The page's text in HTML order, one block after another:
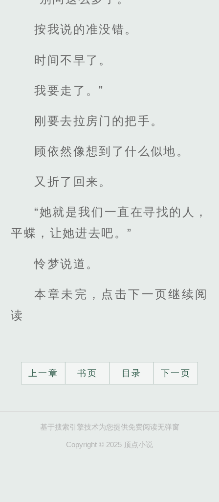
按我说的准没错。
时间不早了。
我要走了。”
刚要去拉房门的把手。
顾依然像想到了什么似地。
又折了回来。
“她就是我们一直在寻找的人，
平蝶，让她进去吧。”
怜梦说道。
本章未完，点击下一页继续阅
读
上一章 书页 目录 下一页
基于搜索引擎技术为您提供免费阅读无弹窗
Copyright © 2025 顶点小说